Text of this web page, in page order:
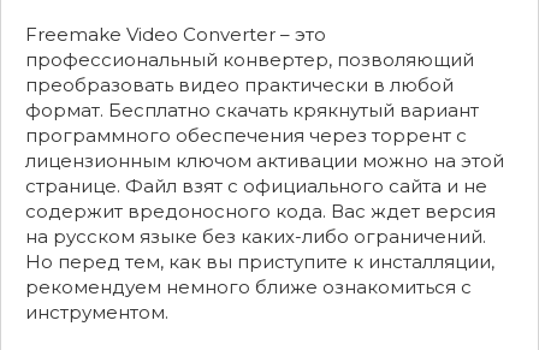
Freemake Video Converter – это
профессиональный конвертер, позволяющий
преобразовать видео практически в любой
формат. Бесплатно скачать крякнутый вариант
программного обеспечения через торрент с
лицензионным ключом активации можно на этой
странице. Файл взят с официального сайта и не
содержит вредоносного кода. Вас ждет версия
на русском языке без каких-либо ограничений.
Но перед тем, как вы приступите к инсталляции,
рекомендуем немного ближе ознакомиться с
инструментом.